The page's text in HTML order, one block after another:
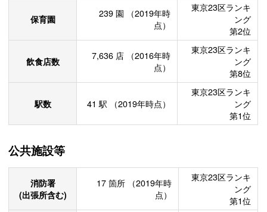
保育園 239 園
（2019年時
点）
東京23区ランキ
ング
第2位
飲食店数 7,636 店
（2016年時
点）
東京23区ランキ
ング
第8位
駅数 41駅 （2019年時点）
東京23区ランキ
ング
第1位
公共施設等
消防署
(出張所含む)
17 箇所
（2019年時
点）
東京23区ランキ
ング
第1位